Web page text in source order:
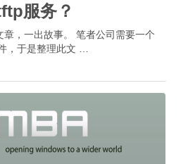
服务？
，一出故事。 笔者公司需要一个
，于是整理此文 …